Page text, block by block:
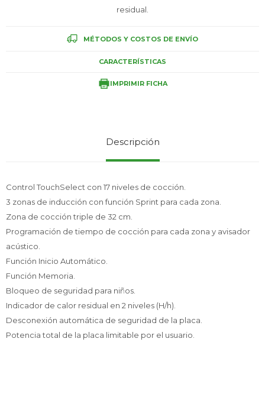
residual.
MÉTODOS Y COSTOS DE ENVÍO
CARACTERÍSTICAS
IMPRIMIR FICHA
Descripción
Control TouchSelect con 17 niveles de cocción.
3 zonas de inducción con función Sprint para cada zona.
Zona de cocción triple de 32 cm.
Programación de tiempo de cocción para cada zona y avisador
acústico.
Función Inicio Automático.
Función Memoria.
Bloqueo de seguridad para niños.
Indicador de calor residual en 2 niveles (H/h).
Desconexión automática de seguridad de la placa.
Potencia total de la placa limitable por el usuario.
Service